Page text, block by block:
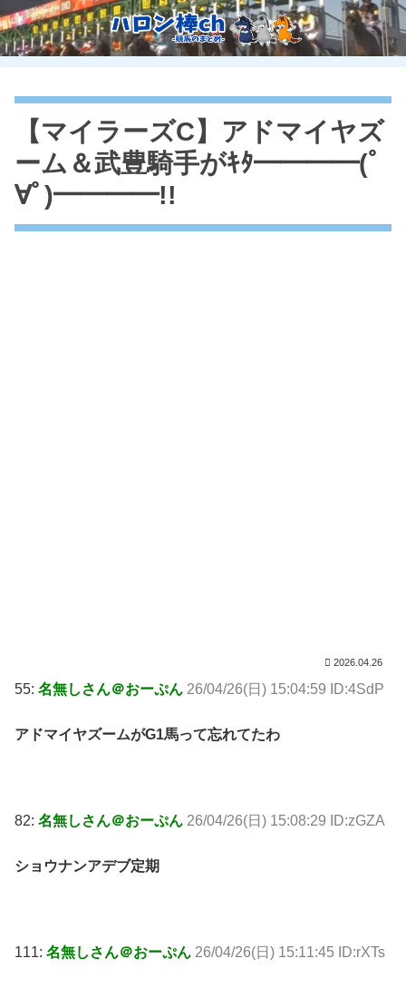
【マイラーズC】アドマイヤズ
ーム＆武豊騎手がｷﾀ━━━━(ﾟ
∀ﾟ)━━━━!!
2026.04.26
55: 名無しさん＠おーぷん 26/04/26(日) 15:04:59 ID:4SdP
アドマイヤズームがG1馬って忘れてたわ
82: 名無しさん＠おーぷん 26/04/26(日) 15:08:29 ID:zGZA
ショウナンアデブ定期
111: 名無しさん＠おーぷん 26/04/26(日) 15:11:45 ID:rXTs